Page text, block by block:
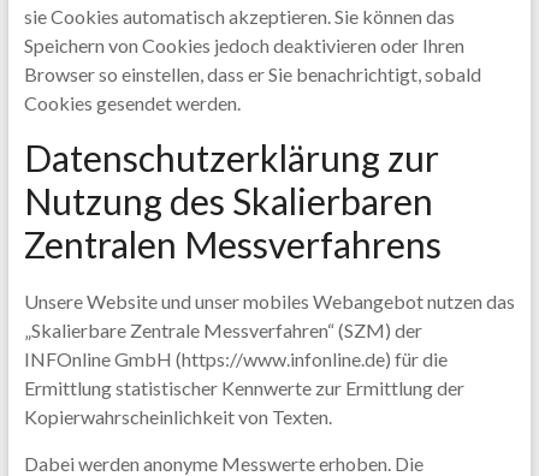
sie Cookies automatisch akzeptieren. Sie können das
Speichern von Cookies jedoch deaktivieren oder Ihren
Browser so einstellen, dass er Sie benachrichtigt, sobald
Cookies gesendet werden.
Datenschutzerklärung zur
Nutzung des Skalierbaren
Zentralen Messverfahrens
Unsere Website und unser mobiles Webangebot nutzen das
„Skalierbare Zentrale Messverfahren“ (SZM) der
INFOnline GmbH (https://www.infonline.de) für die
Ermittlung statistischer Kennwerte zur Ermittlung der
Kopierwahrscheinlichkeit von Texten.
Dabei werden anonyme Messwerte erhoben. Die